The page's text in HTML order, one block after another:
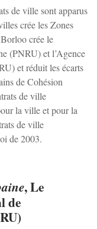
de ville sont apparus
crée les Zones
crée le
(PNRU) et l’Agence
et réduit les écarts
de Cohésion
de ville
la ville et pour la
de ville
de 2003.
, Le
de